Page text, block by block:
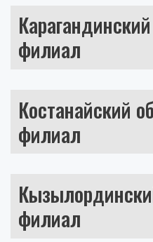
филиал
Костанайский
филиал
филиал